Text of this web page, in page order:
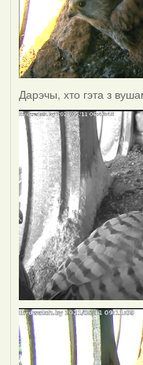
Дарэчы, хто гэта з